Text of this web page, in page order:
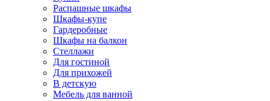
Распашные шкафы
Шкафы-купе
Гардеробные
Шкафы на балкон
Стеллажи
Для гостиной
Для прихожей
В детскую
Мебель для ванной